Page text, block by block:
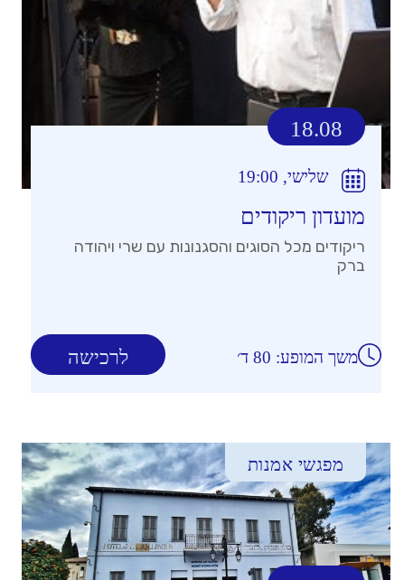
18.08
שלישי, 19:00
מועדון ריקודים
ריקודים מכל הסוגים והסגנונות עם שרי ויהודה
ברק
לרכישה משך המופע: 80 ד׳
מפגשי אמנות